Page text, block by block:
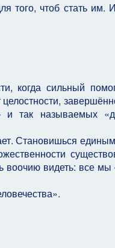
того, чтоб стать им.
когда сильный
и так называемых
Становишься
воочию видеть: все